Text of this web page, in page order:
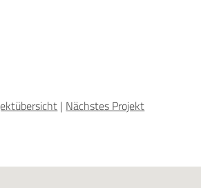
| Nächstes Projekt